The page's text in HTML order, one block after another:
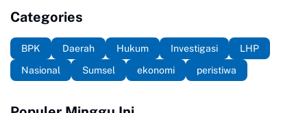
Categories
BPK Daerah Hukum Investigasi
LHP
Nasional
Sumsel ekonomi peristiwa